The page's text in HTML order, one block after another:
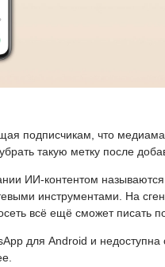
подписчикам, что
такую метку после
ИИ-контентом
инструментами. На
всё ещё сможет писать
для Android и